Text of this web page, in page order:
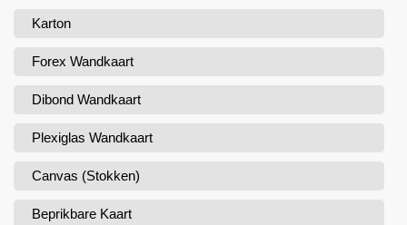
Karton
Forex Wandkaart
Dibond Wandkaart
Plexiglas Wandkaart
Canvas (Stokken)
Beprikbare Kaart